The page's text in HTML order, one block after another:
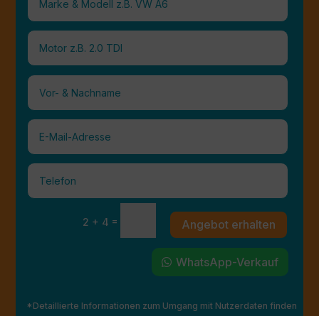
2 + 4 = Angebot erhalten
WhatsApp-Verkauf
*Detaillierte Informationen zum Umgang mit Nutzerdaten finden